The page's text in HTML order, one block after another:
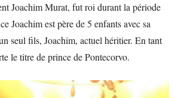
Joachim Murat, fut roi durant la période
Joachim est père de 5 enfants avec sa
seul fils, Joachim, actuel héritier. En tant
le titre de prince de Pontecorvo.